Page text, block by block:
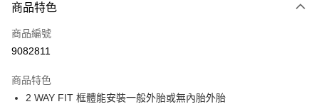
信用卡一次付款
LINE Pay
街口支付
商品特色
商品編號
9082811
商品特色
2 WAY FIT 框體能安裝一般外胎或無內胎外胎